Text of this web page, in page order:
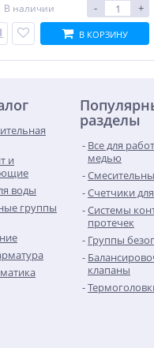
В наличии
- +
В КОРЗИНУ
и
воды
группы
разделы
Все для
медью
Счетчики
Системы
протечек
Группы
клапаны